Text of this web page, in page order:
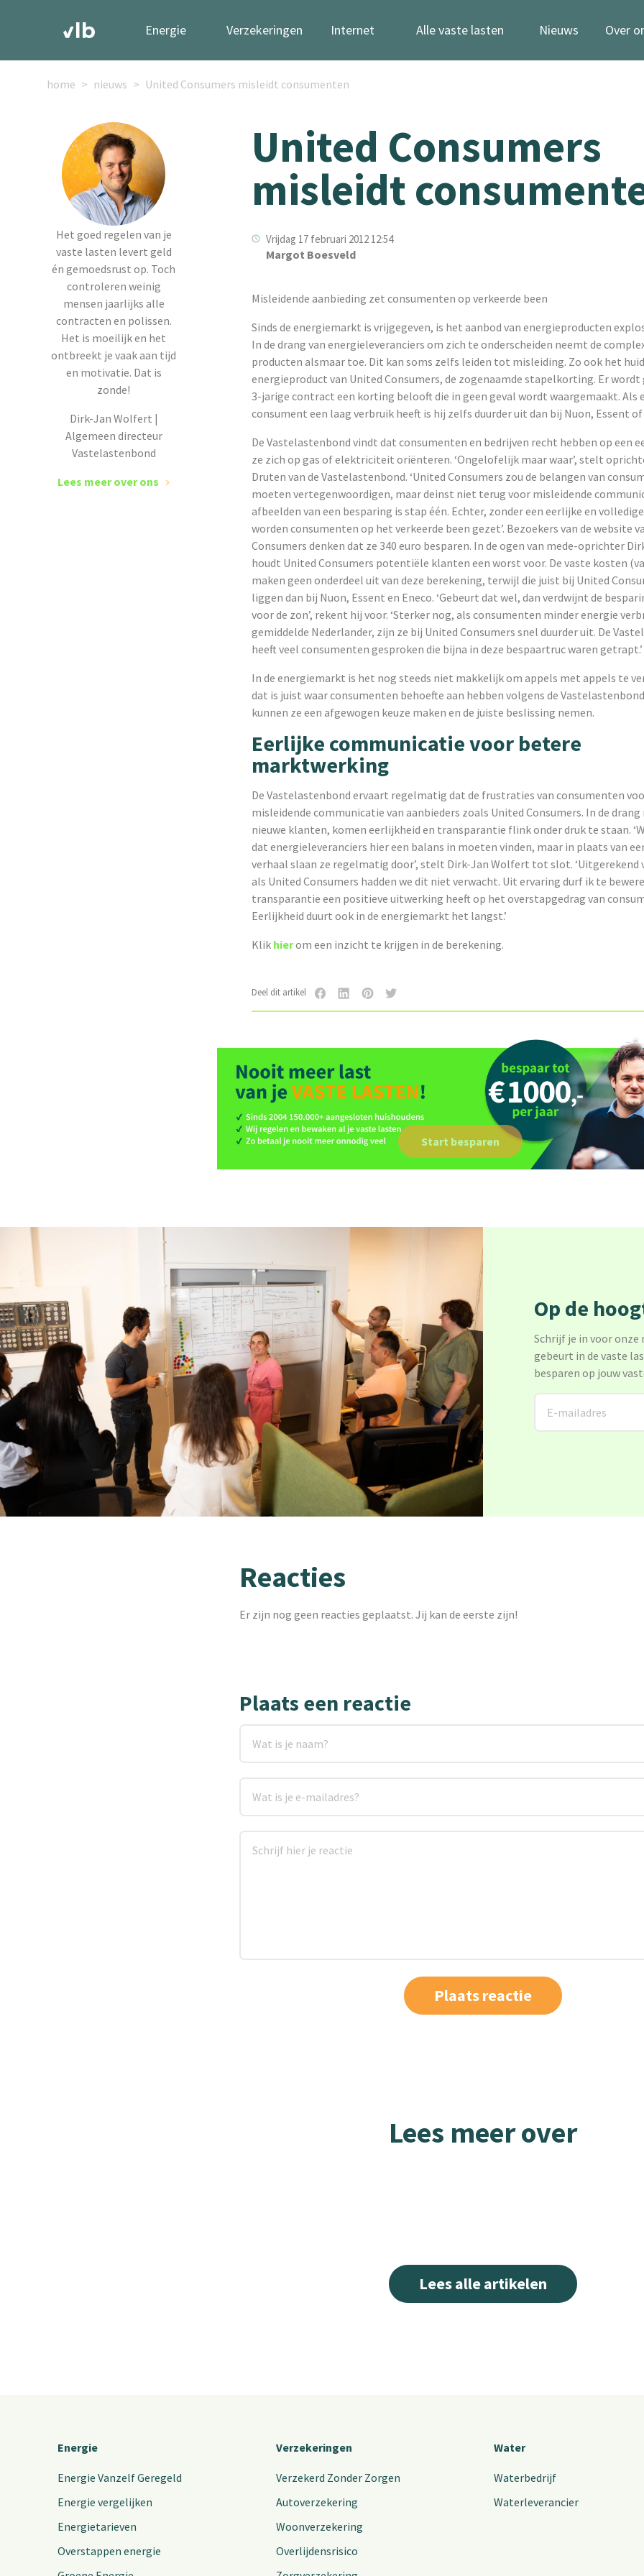
Energie Verzekeringen Internet Alle vaste lasten Nieuws Over
home nieuws United Consumers misleidt consumenten
Het goed regelen van je
vaste lasten levert geld
én gemoedsrust op. Toch
controleren weinig
mensen jaarlijks alle
contracten en polissen.
Het is moeilijk en het
ontbreekt je vaak aan tijd
en motivatie. Dat is
zonde!
Dirk-Jan Wolfert |
Algemeen directeur
Vastelastenbond
Lees meer over ons
United Consumers
misleidt
Vrijdag 17 februari 2012 12:54
Margot Boesveld
Misleidende aanbieding zet consumenten op verkeerde been
Sinds de energiemarkt is vrijgegeven, is het aanbod van energieproducten
In de drang van energieleveranciers om zich te onderscheiden neemt de
producten alsmaar toe. Dit kan soms zelfs leiden tot misleiding. Zo ook het
energieproduct van United Consumers, de zogenaamde stapelkorting. Er wordt
3-jarige contract een korting belooft die in geen geval wordt waargemaakt. Als
consument een laag verbruik heeft is hij zelfs duurder uit dan bij Nuon, Essent of
De Vastelastenbond vindt dat consumenten en bedrijven recht hebben op een
ze zich op gas of elektriciteit oriënteren. ‘Ongelofelijk maar waar’, stelt
Druten van de Vastelastenbond. ‘United Consumers zou de belangen van
moeten vertegenwoordigen, maar deinst niet terug voor misleidende
afbeelden van een besparing is stap één. Echter, zonder een eerlijke en
worden consumenten op het verkeerde been gezet’. Bezoekers van de website
Consumers denken dat ze 340 euro besparen. In de ogen van mede-oprichter
houdt United Consumers potentiële klanten een worst voor. De vaste kosten
maken geen onderdeel uit van deze berekening, terwijl die juist bij United
liggen dan bij Nuon, Essent en Eneco. ‘Gebeurt dat wel, dan verdwijnt de
voor de zon’, rekent hij voor. ‘Sterker nog, als consumenten minder energie
gemiddelde Nederlander, zijn ze bij United Consumers snel duurder uit. De
heeft veel consumenten gesproken die bijna in deze bespaartruc waren getrapt.’
In de energiemarkt is het nog steeds niet makkelijk om appels met appels te
dat is juist waar consumenten behoefte aan hebben volgens de
kunnen ze een afgewogen keuze maken en de juiste beslissing nemen.
Eerlijke communicatie voor betere
marktwerking
De Vastelastenbond ervaart regelmatig dat de frustraties van consumenten
misleidende communicatie van aanbieders zoals United Consumers. In de drang
nieuwe klanten, komen eerlijkheid en transparantie flink onder druk te staan.
dat energieleveranciers hier een balans in moeten vinden, maar in plaats van
verhaal slaan ze regelmatig door’, stelt Dirk-Jan Wolfert tot slot. ‘Uitgerekend
als United Consumers hadden we dit niet verwacht. Uit ervaring durf ik te
transparantie een positieve uitwerking heeft op het overstapgedrag van
Eerlijkheid duurt ook in de energiemarkt het langst.’
Klik hierom een inzicht te krijgen in de berekening.
Deel dit artikel
Start besparen
Op de
Schrijf je in voor onze
gebeurt in de vaste
besparen op jouw
Reacties
Er zijn nog geen reacties geplaatst. Jij kan de eerste zijn!
Plaats een reactie
Lees meer over
Lees alle artikelen
Energie
Energie Vanzelf Geregeld
Energie vergelijken
Energietarieven
Overstappen energie
Verzekeringen
Verzekerd Zonder Zorgen
Autoverzekering
Woonverzekering
Overlijdensrisico
Water
Waterbedrijf
Waterleverancier